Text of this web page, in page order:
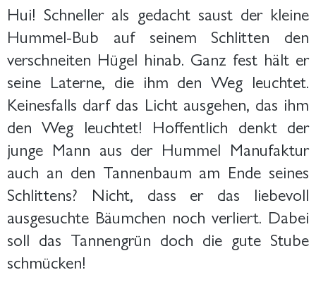
Hui! Schneller als gedacht saust der kleine
Hummel-Bub auf seinem Schlitten den
verschneiten Hügel hinab. Ganz fest hält er
seine Laterne, die ihm den Weg leuchtet.
Keinesfalls darf das Licht ausgehen, das ihm
den Weg leuchtet! Hoffentlich denkt der
junge Mann aus der Hummel Manufaktur
auch an den Tannenbaum am Ende seines
Schlittens? Nicht, dass er das liebevoll
ausgesuchte Bäumchen noch verliert. Dabei
soll das Tannengrün doch die gute Stube
schmücken!